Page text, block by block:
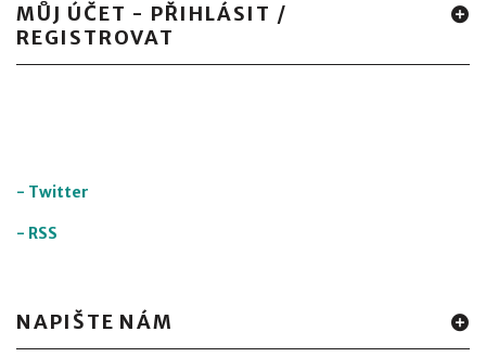
MŮJ ÚČET - PŘIHLÁSIT /
REGISTROVAT
- Twitter
- RSS
NAPIŠTE NÁM